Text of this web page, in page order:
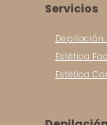
Servicios
Depilación
Estética
Estética